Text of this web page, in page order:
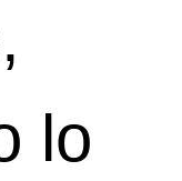
lo